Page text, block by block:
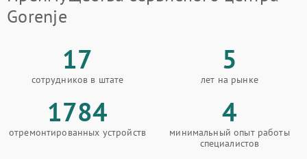
Gorenje
17
сотрудников в штате
5
лет на рынке
1784
отремонтированных устройств
4
минимальный опыт работы
специалистов